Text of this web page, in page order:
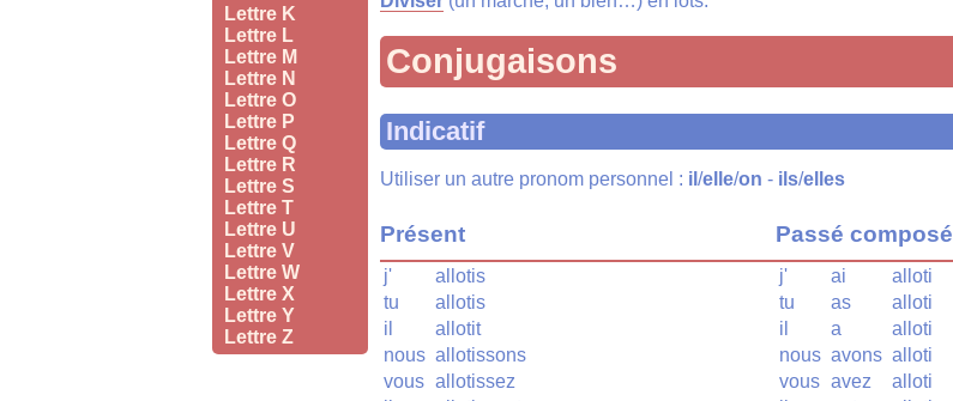
Lettre K
Lettre L
Lettre M
Lettre N
Lettre O
Lettre P
Lettre Q
Lettre R
Lettre S
Lettre T
Lettre U
Lettre V
Lettre W
Lettre X
Lettre Y
Lettre Z
Conjugaisons
Indicatif
Utiliser un autre pronom personnel : il /elle/on - ils/elles
Présent
j'
allotis
tu
allotis
il
allotit
nous allotissons
vous allotissez
Passé composé
j' ai
alloti
tu
as
alloti
il
a
alloti
nous avons alloti
vous avez
alloti